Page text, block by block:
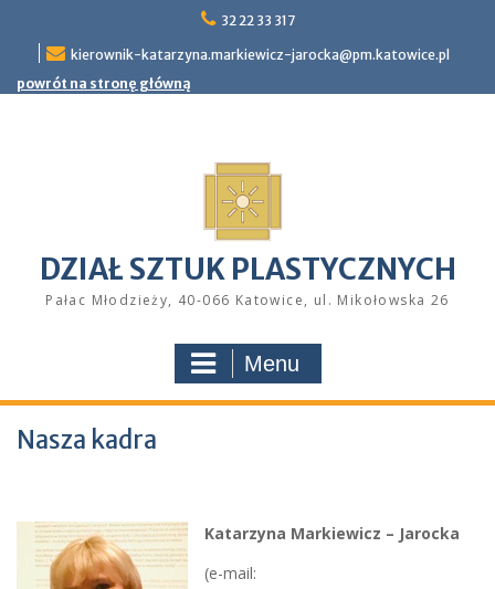
content
32 22 33 317
kierownik-katarzyna.markiewicz-jarocka@pm.katowice.pl
powrót na stronę główną
DZIAŁ SZTUK PLASTYCZNYCH
Pałac Młodzieży, 40-066 Katowice, ul. Mikołowska 26
Menu
Nasza kadra
Katarzyna Markiewicz – Jarocka
(e-mail: